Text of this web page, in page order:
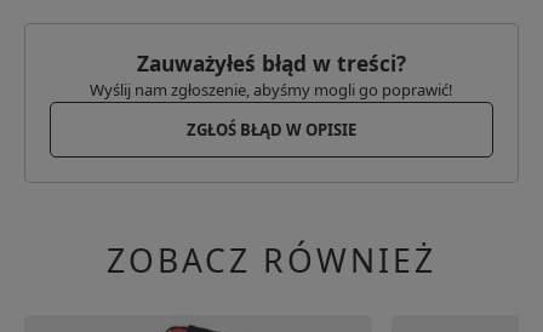
Zauważyłeś błąd w treści?
Wyślij nam zgłoszenie, abyśmy mogli go poprawić!
ZGŁOŚ BŁĄD W OPISIE
ZOBACZ RÓWNIEŻ